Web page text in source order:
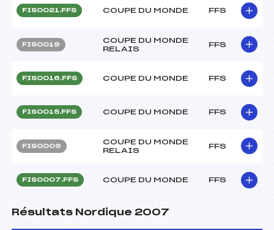
FIS0021.FFS COUPE DU MONDE FFS
FIS0019
COUPE DU MONDE
RELAIS
FFS
FIS0016.FFS COUPE DU MONDE FFS
FIS0015.FFS COUPE DU MONDE FFS
FIS0009
COUPE DU MONDE
RELAIS
FFS
FIS0007.FFS COUPE DU MONDE FFS
Résultats Nordique 2007